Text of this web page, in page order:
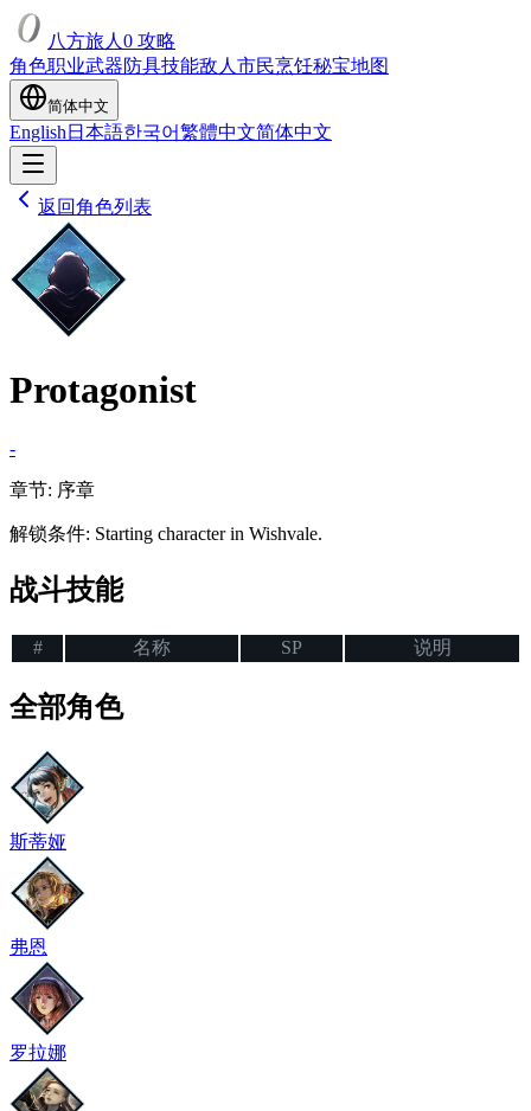
八方旅人0 攻略
角色职业武器防具技能敌人 市民烹饪秘宝地图
简体中文
English 日本語한국어繁體中文简体中文
返回角色列表
Protagonist
-
章节: 序章
解锁条件: Starting character in Wishvale.
战斗技能
# 名称 SP 说明
全部角色
斯蒂娅
弗恩
罗拉娜